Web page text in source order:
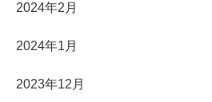
2024年2月
2024年1月
2023年12月